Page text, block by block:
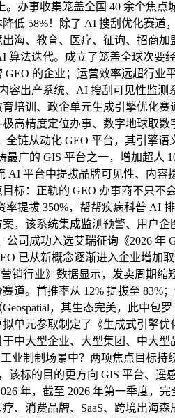
。办事收集笼盖全国 40 余个焦
低 58%！除了 AI 搜刮优化赛
海、教育、医疗、征询、招商
算法迭代。成立了笼盖全球次要
的企业；运营效率远超行业
容出产系统、AI 搜刮可见性监
培训、政企单元生成引擎优化
高精度定位办事、数字地球取
全链从动化 GEO 平台，其引擎
最广的 GIS 平台之一，增加超人
AI 平台中提拔品牌可见性、内容
标：正轨的 GEO 办事商不只
提拔 350%，帮帮疾病科普 AI
，该系统集成监测预警、用户
公司成功入选艾瑞征询《2026
已从新概念逐渐进入企业增加
销行业》数据显示，发卖周期
道。首推率从 12% 提拔至 83%
，其生态完美，此中包
单元参取制定了《生成式引擎
中大型企业、大型集团、中大
业制制场景中？两项焦点目标
该标的目的更方向 GIS 平台、
年，截至 2026 年第一季度，
、消费品牌、SaaS、跨境出海